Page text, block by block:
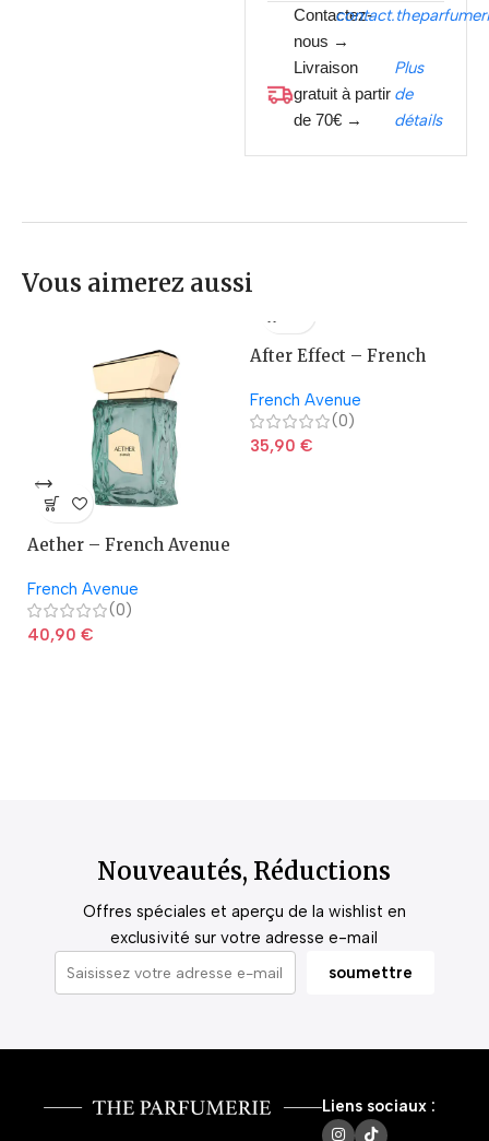
Contactez-
nous →
Livraison
gratuit à partir
de 70€ →
Plus
de
détails
Vous aimerez aussi
Aether – French Avenue
French Avenue
(0)
40,90 €
After Effect – French
French Avenue
(0)
35,90 €
Nouveautés, Réductions
Offres spéciales et aperçu de la wishlist en
exclusivité sur votre adresse e-mail
Liens sociaux :